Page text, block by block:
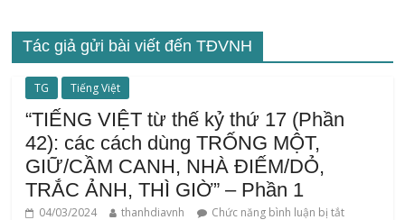
Tác giả gửi bài viết đến TĐVNH
TG Tiếng Việt
“TIẾNG VIỆT từ thế kỷ thứ 17 (Phần
42): các cách dùng TRỐNG MỘT,
GIỮ/CẦM CANH, NHÀ ĐIẾM/DỎ,
TRẮC ẢNH, THÌ GIỜ” – Phần 1
04/03/2024 thanhdiavnh Chức năng bình luận bị tắt